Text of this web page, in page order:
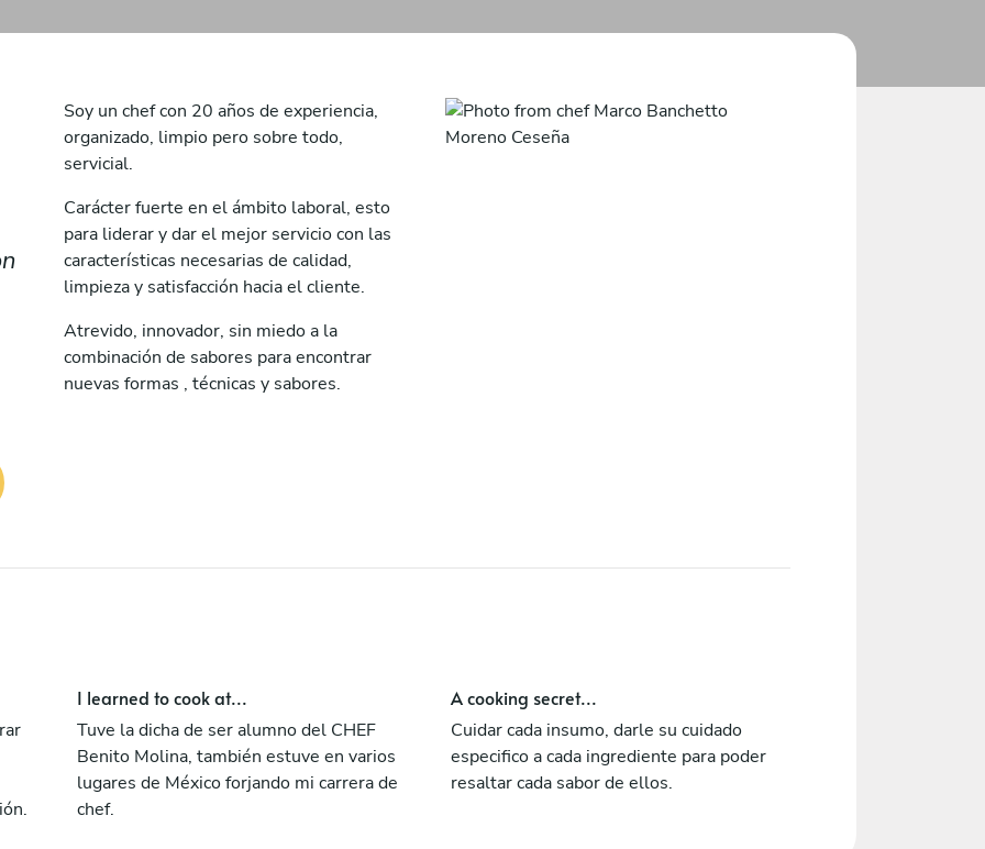
Soy un chef con 20 años de experiencia,
organizado, limpio pero sobre todo,
servicial.
Carácter fuerte en el ámbito laboral, esto
para liderar y dar el mejor servicio con las
características necesarias de calidad,
limpieza y satisfacción hacia el cliente.
Atrevido, innovador, sin miedo a la
combinación de sabores para encontrar
nuevas formas , técnicas y sabores.
I learned to cook at...
Tuve la dicha de ser alumno del CHEF
Benito Molina, también estuve en varios
lugares de México forjando mi carrera de
chef.
A cooking secret...
Cuidar cada insumo, darle su cuidado
especifico a cada ingrediente para poder
resaltar cada sabor de ellos.